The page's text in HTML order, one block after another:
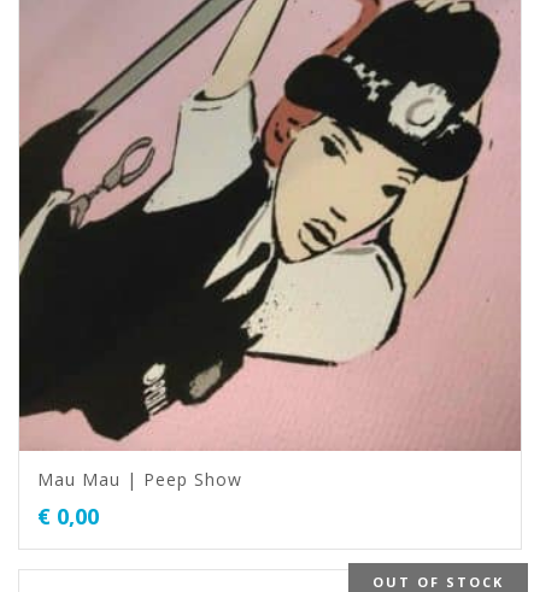
Mau Mau | Peep Show
€ 0,00
OUT OF STOCK